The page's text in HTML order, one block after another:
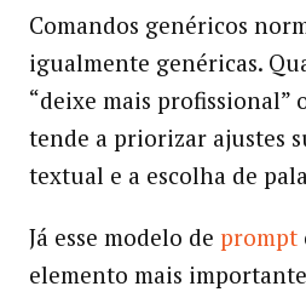
Comandos genéricos
igualmente genéricas.
“deixe mais profissional”
tende a priorizar ajustes
textual e a escolha de
Já esse modelo de prompt
elemento mais